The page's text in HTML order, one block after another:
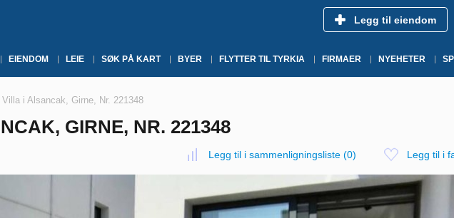
Legg til eiendom
EIENDOM LEIE SØK PÅ KART BYER FLYTTER TIL TYRKIA FIRMAER NYEHETER
Villa i Alsancak, Girne, Nr. 221348
GIRNE, NR. 221348
Legg til i sammenligningsliste (0) Legg til i